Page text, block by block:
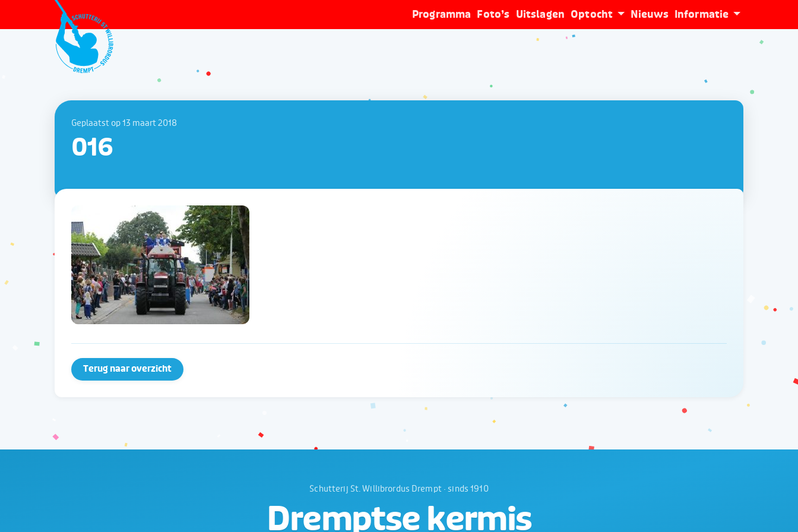
Programma Foto’s Uitslagen Optocht Nieuws Informatie
Geplaatst op 13 maart 2018
016
Terug naar overzicht
Schutterij St. Willibrordus Drempt · sinds 1910
Dremptse kermis